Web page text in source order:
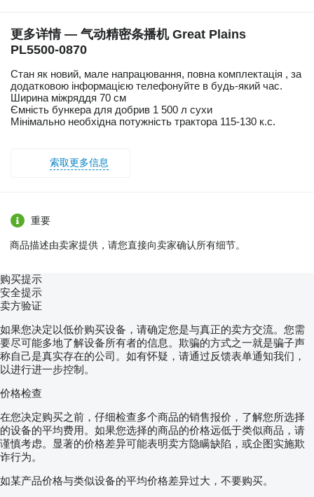
更多详情 — 气动精密条播机 Great Plains
PL5500-0870
Стан як новий, мале напрацювання, повна комплектація , за
додатковою інформацією телефонуйте в будь-який час.
Ширина міжряддя 70 см
Ємність бункера для добрив 1 500 л сухи
Мінімально необхідна потужність трактора 115-130 к.с.
索取更多信息
重要
商品描述由卖家提供，请您直接向卖家确认所有细节。
购买提示
安全提示
卖方验证
如果您决定以低价购买设备，请确定您是与真正的卖方交流。您需
要尽可能多地了解设备所有者的信息。欺骗的方式之一就是骗子声
称自己是真实存在的公司。如有怀疑，请通过反馈表单通知我们，
以进行进一步控制。
价格检查
在您决定购买之前，仔细检查多个商品的销售报价，了解您所选择
的设备的平均费用。如果您选择的商品的价格远低于类似商品，请
谨慎考虑。显著的价格差异可能表明卖方隐瞒缺陷，或企图实施欺
诈行为。
如某产品价格与类似设备的平均价格差异过大，不要购买。